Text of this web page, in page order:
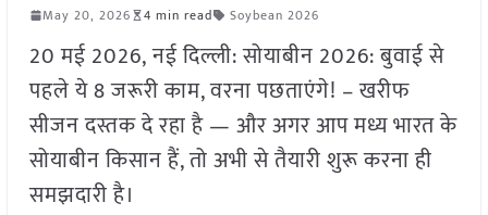
May 20, 2026 4 min read Soybean 2026
20 मई 2026, नई दिल्ली: सोयाबीन 2026: बुवाई से
पहले ये 8 जरूरी काम, वरना पछताएंगे! – खरीफ
सीजन दस्तक दे रहा है — और अगर आप मध्य भारत के
सोयाबीन किसान हैं, तो अभी से तैयारी शुरू करना ही
समझदारी है।